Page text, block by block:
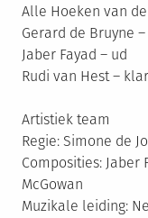
Alle Hoeken van
Gerard de Bruyne
Jaber Fayad – ud
Rudi van Hest –
Artistiek team
Regie: Simone de
Composities: Jaber
McGowan
Muzikale leiding: